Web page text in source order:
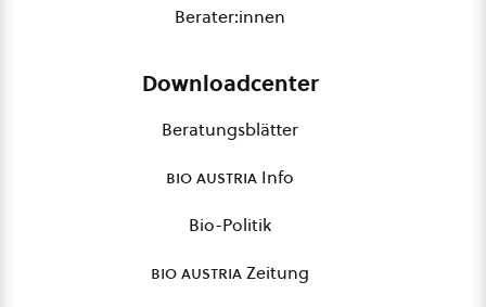
Berater:innen
Downloadcenter
Beratungsblätter
bio austria Info
Bio-Politik
bio austriaZeitung